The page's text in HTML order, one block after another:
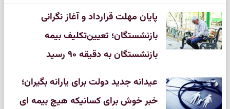
پایان مهلت قرارداد و آغاز نگرانی‌
بازنشستگان؛ تعیین‌تکلیف بیمه
بازنشستگان به دقیقه ۹۰ رسید
عیدانه جدید دولت برای یارانه بگیران؛
خبر خوش برای کسانیکه هیچ بیمه ای